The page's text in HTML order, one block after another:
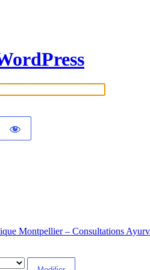
Montpellier – Consultations